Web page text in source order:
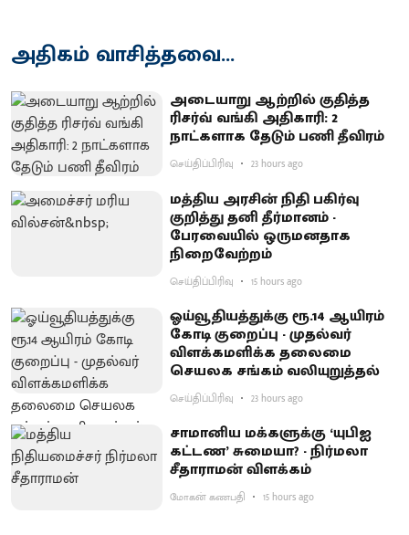
அதிகம் வாசித்தவை...
அடையாறு ஆற்றில் குதித்த
ரிசர்வ் வங்கி அதிகாரி: 2
நாட்களாக தேடும் பணி தீவிரம்
செய்திப்பிரிவு 23 hours ago
மத்திய அரசின் நிதி பகிர்வு
குறித்து தனி தீர்மானம் -
பேரவையில் ஒருமனதாக
நிறைவேற்றம்
செய்திப்பிரிவு 15 hours ago
ஓய்வூதியத்துக்கு ரூ.14 ஆயிரம்
கோடி குறைப்பு - முதல்வர்
விளக்கமளிக்க தலைமை
செயலக சங்கம் வலியுறுத்தல்
செய்திப்பிரிவு 23 hours ago
சாமானிய மக்களுக்கு ‘யுபிஐ
கட்டண’ சுமையா? - நிர்மலா
சீதாராமன் விளக்கம்
மோகன் கணபதி 15 hours ago